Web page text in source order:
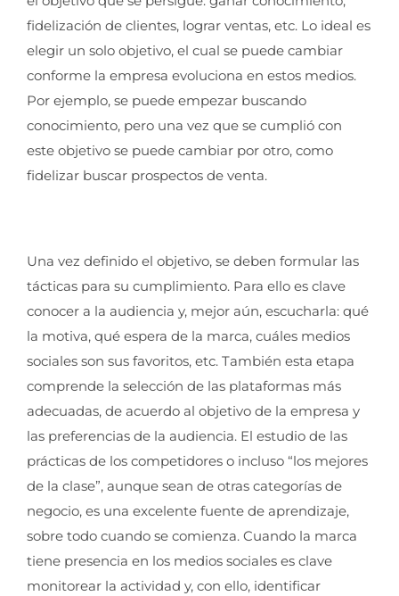
fidelización de clientes, lograr ventas, etc. Lo ideal es
elegir un solo objetivo, el cual se puede cambiar
conforme la empresa evoluciona en estos medios.
Por ejemplo, se puede empezar buscando
conocimiento, pero una vez que se cumplió con
este objetivo se puede cambiar por otro, como
fidelizar buscar prospectos de venta.
Una vez definido el objetivo, se deben formular las
tácticas para su cumplimiento. Para ello es clave
conocer a la audiencia y, mejor aún, escucharla: qué
la motiva, qué espera de la marca, cuáles medios
sociales son sus favoritos, etc. También esta etapa
comprende la selección de las plataformas más
adecuadas, de acuerdo al objetivo de la empresa y
las preferencias de la audiencia. El estudio de las
prácticas de los competidores o incluso “los mejores
de la clase”, aunque sean de otras categorías de
negocio, es una excelente fuente de aprendizaje,
sobre todo cuando se comienza. Cuando la marca
tiene presencia en los medios sociales es clave
monitorear la actividad y, con ello, identificar